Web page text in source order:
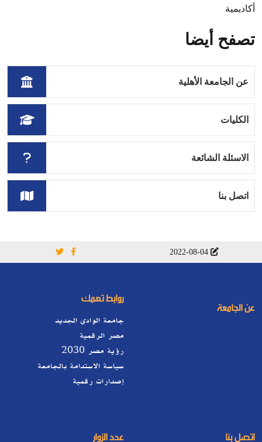
أكاديمية
تصفح أيضا
عن الجامعة الأهلية
الكليات
الاسئلة الشائعة
اتصل بنا
عن الجامعة
روابط تهمك
جامعة الوادي الجديد
مصر الرقمية
رؤية مصر 2030
سياسة الاستدامة بالجامعة
إصدارات رقمية
اتصل بنا عدد الزوار